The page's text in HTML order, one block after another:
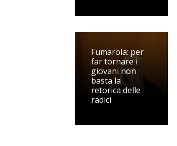
Fumarola: per
far tornare i
giovani non
basta la
retorica delle
radici